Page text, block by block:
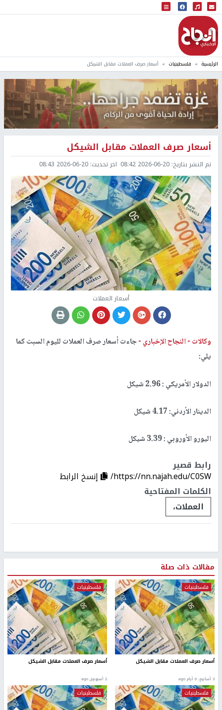
البث المباشر
إذاعة النجاح
الرئيسية فلسطينيات أسعار صرف العملات مقابل الشيكل
أسعار صرف العملات مقابل الشيكل
تم النشر بتاريخ: 2026-06-20 08:42 اخر تحديث: 2026-06-20 08:43
أسعار العملات
وكالات -النجاح الإخباري -جاءت أسعار صرف العملات لليوم السبت كما
يلي:
الدولار الأمريكي : 2.96 شيكل
الدينار الأردني: 4.17 شيكل
اليورو الأوروبي : 3.39 شيكل
رابط قصير
https://nn.najah.edu/C0SW/
إنسخ الرابط
الكلمات المفتاحية
العملات،
مقالات ذات صلة
فلسطينيات
أسعار صرف العملات مقابل الشيكل
3 أسابيع، 6 أيام ago
فلسطينيات
أسعار صرف العملات مقابل الشيكل
2 أسبوعين ago
فلسطينيات فلسطينيات